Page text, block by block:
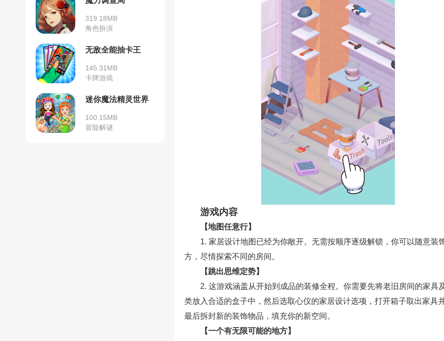
319.18MB
角色扮演
无敌全能抽卡王
145.31MB
卡牌游戏
迷你魔法精灵世界
100.15MB
冒险解谜
游戏内容
【地图任意行】
1. 家居设计地图已经为你敞开。无需按顺序逐级解锁，你可以随意装
方，尽情探索不同的房间。
【跳出思维定势】
2. 这游戏涵盖从开始到成品的装修全程。你需要先将老旧房间的家具
类放入合适的盒子中，然后选取心仪的家居设计选项，打开箱子取出家具
最后拆封新的装饰物品，填充你的新空间。
【一个有无限可能的地方】